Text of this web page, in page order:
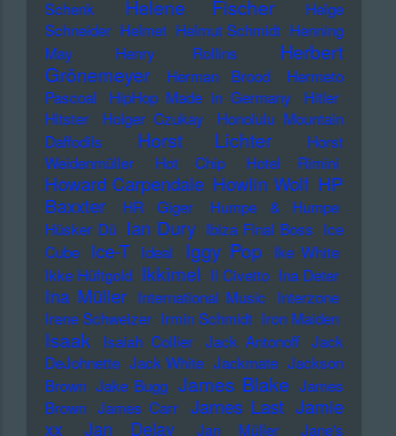
Schenk Helene Fischer
Helge
Schneider Helmet Helmut Schmidt Henning
May
Henry Rollins
Herbert
Grönemeyer
Herman Brood
Hermeto
Pascoal
HipHop Made in Germany
Hitler
Hitster
Holger Czukay
Honolulu Mountain
Daffodils
Horst Lichter
Horst
Weidenmüller
Hot Chip Hotel Rimini
Howard Carpendale Howlin Wolf HP
Baxxter
HR Giger
Humpe & Humpe
Hüsker Dü Ian Dury Ibiza Final Boss Ice
Cube
Ice-T Ideal Iggy Pop Ike White
Ikke Hüftgold Ikkimel Il Civetto Ina Deter
Ina Müller International Music Interzone
Irene Schweizer Irmin Schmidt Iron Maiden
Isaak Isaiah Collier Jack Antonoff Jack
DeJohnette Jack White Jackmate Jackson
Brown Jake Bugg James Blake James
Brown James Carr James Last Jamie
xx
Jan Delay Jan Müller
Jane's